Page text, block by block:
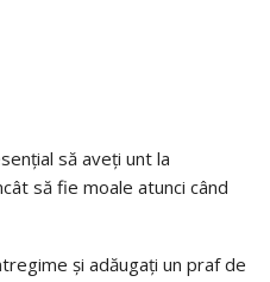
să aveți unt la
să fie moale atunci când
și adăugați un praf de